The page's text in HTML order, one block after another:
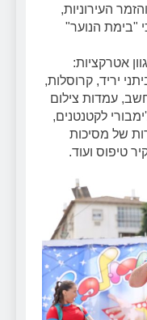
העירוניות,
"בימת הנוער"
אטרקציות:
יריד, קרוסלות,
עמדות צילום
לקטנטנים,
של מסיכות
טיפוס ועוד.